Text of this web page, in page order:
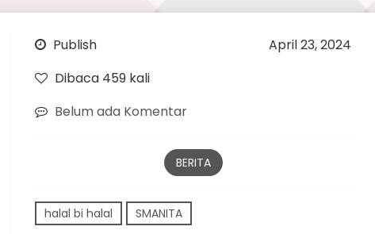
Publish
April 23, 2024
Dibaca 459 kali
Belum ada Komentar
BERITA
halal bi halal SMANITA